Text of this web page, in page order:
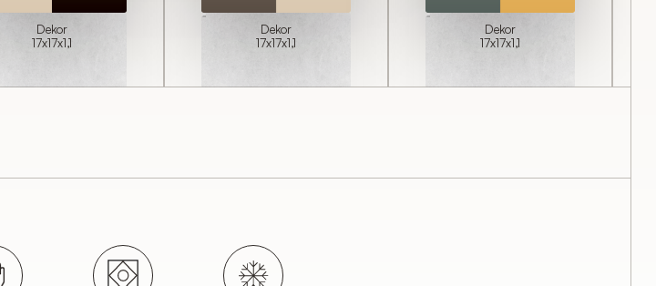
Dekor
17x17x1,1
Dekor
17x17x1,1
Dekor
17x17x1,1